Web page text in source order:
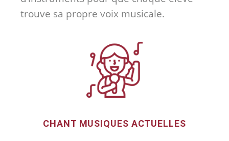
trouve sa propre voix musicale.
CHANT MUSIQUES ACTUELLES